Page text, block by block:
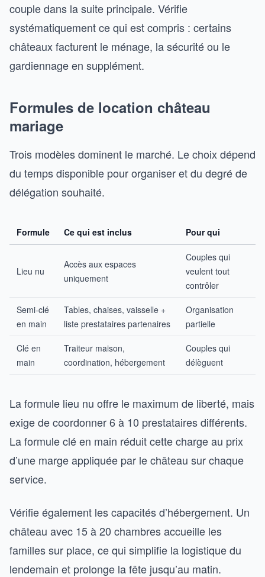
couple dans la suite principale. Vérifie
systématiquement ce qui est compris : certains
châteaux facturent le ménage, la sécurité ou le
gardiennage en supplément.
Formules de location château
mariage
Trois modèles dominent le marché. Le choix dépend
du temps disponible pour organiser et du degré de
délégation souhaité.
Formule Ce qui est inclus Pour qui
Lieu nu
Accès aux espaces
uniquement
Couples qui
veulent tout
contrôler
Semi-clé
en main
Tables, chaises, vaisselle +
liste prestataires partenaires
Organisation
partielle
Clé en
main
Traiteur maison,
coordination, hébergement
Couples qui
délèguent
La formule lieu nu offre le maximum de liberté, mais
exige de coordonner 6 à 10 prestataires différents.
La formule clé en main réduit cette charge au prix
d’une marge appliquée par le château sur chaque
service.
Vérifie également les capacités d’hébergement. Un
château avec 15 à 20 chambres accueille les
familles sur place, ce qui simplifie la logistique du
lendemain et prolonge la fête jusqu’au matin.